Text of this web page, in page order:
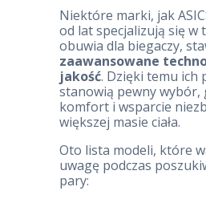
Niektóre marki, jak
od lat specjalizują się w
obuwia dla biegaczy,
zaawansowane
jakość. Dzięki temu ich
stanowią pewny wybór,
komfort i wsparcie
większej masie ciała.
Oto lista modeli, które
uwagę podczas
pary: